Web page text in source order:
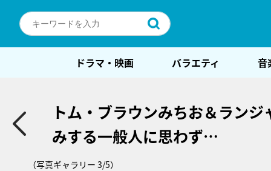
ドラマ・映画 バラエティ 音
トム・ブラウンみちお＆ラン
みする一般人に思わず…
（写真ギャラリー 3/5）